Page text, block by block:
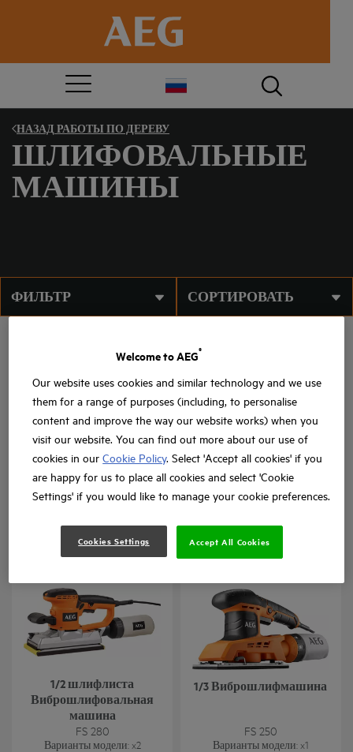
НАЗАД РАБОТЫ ПО ДЕРЕВУ
ШЛИФОВАЛЬНЫЕ
МАШИНЫ
ФИЛЬТР СОРТИРОВАТЬ
18В Бесщеточная
ленточная
шлифмашина
18В Эксцентриковая
шлифмашина
1/2 шлифлиста
Виброшлифовальная
машина
FS 280
Варианты модели: x2
1/3 Виброшлифмашина
FS 250
Варианты модели: x1
Welcome to AEG
®
Our website uses cookies and similar technology and we use
them for a range of purposes (including, to personalise
content and improve the way our website works) when you
visit our website. You can find out more about our use of
cookies in ourCookie Policy. Select 'Accept all cookies' if you
are happy for us to place all cookies and select 'Cookie
Settings' if you would like to manage your cookie preferences.
Cookies Settings Accept All Cookies